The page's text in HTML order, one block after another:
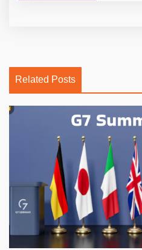
Related Posts